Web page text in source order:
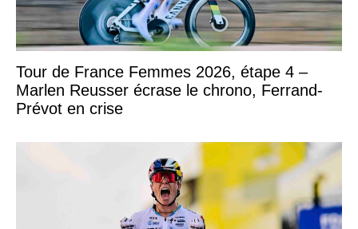
Tour de France Femmes 2026, étape 4 –
Marlen Reusser écrase le chrono, Ferrand-
Prévot en crise